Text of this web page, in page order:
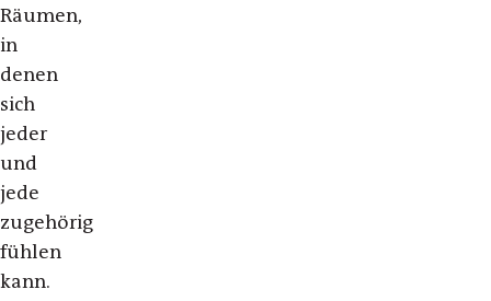
Räumen,
in
denen
sich
jeder
und
jede
zugehörig
fühlen
kann.